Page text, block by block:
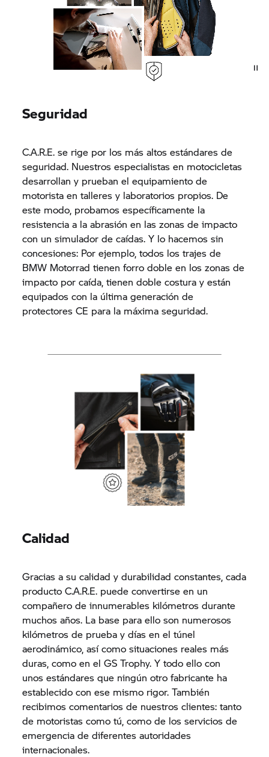
Seguridad
C.A.R.E. se rige por los más altos estándares de
seguridad. Nuestros especialistas en motocicletas
desarrollan y prueban el equipamiento de
motorista en talleres y laboratorios propios. De
este modo, probamos específicamente la
resistencia a la abrasión en las zonas de impacto
con un simulador de caídas. Y lo hacemos sin
concesiones: Por ejemplo, todos los trajes de
BMW Motorrad tienen forro doble en los zonas de
impacto por caída, tienen doble costura y están
equipados con la última generación de
protectores CE para la máxima seguridad.
Calidad
Gracias a su calidad y durabilidad constantes, cada
producto C.A.R.E. puede convertirse en un
compañero de innumerables kilómetros durante
muchos años. La base para ello son numerosos
kilómetros de prueba y días en el túnel
aerodinámico, así como situaciones reales más
duras, como en el GS Trophy. Y todo ello con
unos estándares que ningún otro fabricante ha
establecido con ese mismo rigor. También
recibimos comentarios de nuestros clientes: tanto
de motoristas como tú, como de los servicios de
emergencia de diferentes autoridades
internacionales.